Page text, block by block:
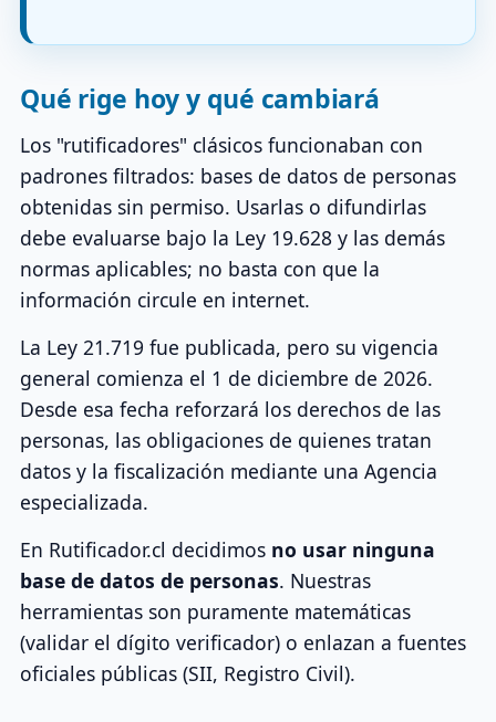
Qué rige hoy y qué cambiará
Los "rutificadores" clásicos funcionaban con
padrones filtrados: bases de datos de personas
obtenidas sin permiso. Usarlas o difundirlas
debe evaluarse bajo la Ley 19.628 y las demás
normas aplicables; no basta con que la
información circule en internet.
La Ley 21.719 fue publicada, pero su vigencia
general comienza el 1 de diciembre de 2026.
Desde esa fecha reforzará los derechos de las
personas, las obligaciones de quienes tratan
datos y la fiscalización mediante una Agencia
especializada.
En Rutificador.cl decidimos no usar ninguna
base de datos de personas. Nuestras
herramientas son puramente matemáticas
(validar el dígito verificador) o enlazan a fuentes
oficiales públicas (SII, Registro Civil).